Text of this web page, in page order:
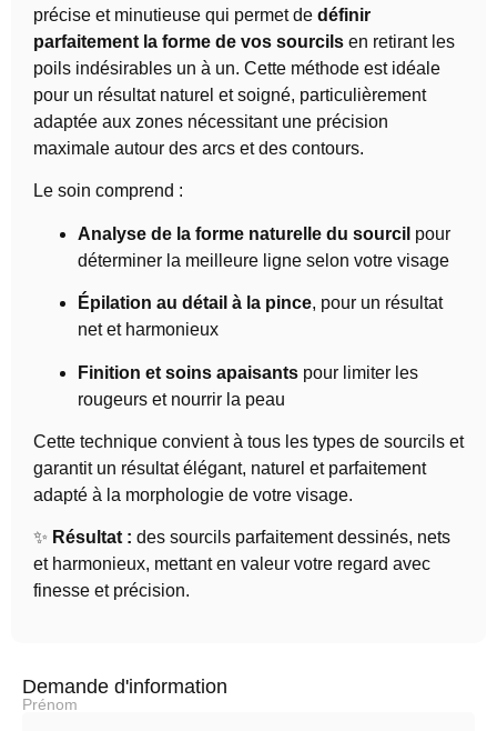
précise et minutieuse qui permet de définir
parfaitement la forme de vos sourcils en retirant les
poils indésirables un à un. Cette méthode est idéale
pour un résultat naturel et soigné, particulièrement
adaptée aux zones nécessitant une précision
maximale autour des arcs et des contours.
Le soin comprend :
Analyse de la forme naturelle du sourcil pour
déterminer la meilleure ligne selon votre visage
Épilation au détail à la pince, pour un résultat
net et harmonieux
Finition et soins apaisants pour limiter les
rougeurs et nourrir la peau
Cette technique convient à tous les types de sourcils et
garantit un résultat élégant, naturel et parfaitement
adapté à la morphologie de votre visage.
✨ Résultat : des sourcils parfaitement dessinés, nets
et harmonieux, mettant en valeur votre regard avec
finesse et précision.
Demande d'information
Prénom